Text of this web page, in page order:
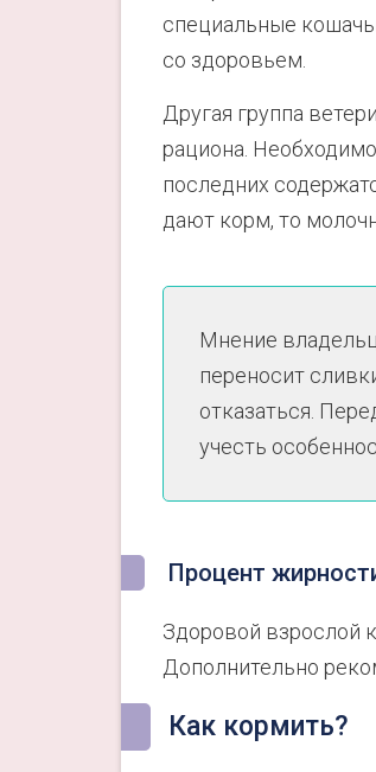
специальные
со здоровьем.
Другая группа
рациона.
последних
дают корм, то
Мнение
переносит
отказаться.
учесть
Процент
Здоровой взрослой
Дополнительно
Как кормить?